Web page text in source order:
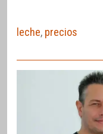
leche, precios